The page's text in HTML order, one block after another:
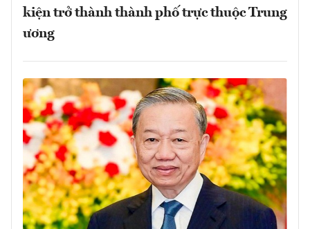
kiện trở thành thành phố trực thuộc Trung
ương